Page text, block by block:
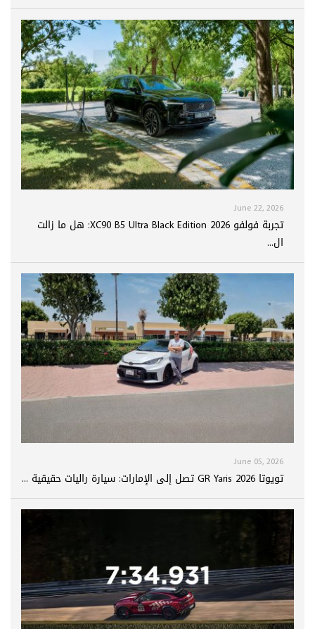
June 22, 2026
تجربة فولفو XC90 B5 Ultra Black Edition 2026: هل ما زالت
ال...
June 05, 2026
تويوتا GR Yaris 2026 تصل إلى الإمارات: سيارة راليات حقيقية ...